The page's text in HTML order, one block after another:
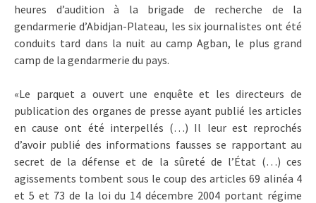
heures d’audition à la brigade de recherche de la
gendarmerie d’Abidjan-Plateau, les six journalistes ont été
conduits tard dans la nuit au camp Agban, le plus grand
camp de la gendarmerie du pays.
«Le parquet a ouvert une enquête et les directeurs de
publication des organes de presse ayant publié les articles
en cause ont été interpellés (…) Il leur est reprochés
d’avoir publié des informations fausses se rapportant au
secret de la défense et de la sûreté de l’État (…) ces
agissements tombent sous le coup des articles 69 alinéa 4
et 5 et 73 de la loi du 14 décembre 2004 portant régime